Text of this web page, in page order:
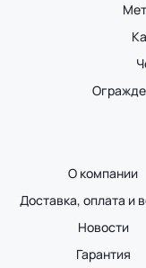
О компании
Доставка, оплата и
Новости
Гарантия